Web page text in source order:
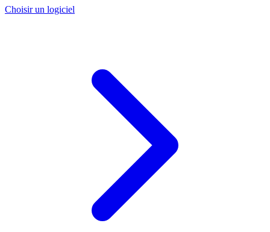
Choisir un logiciel